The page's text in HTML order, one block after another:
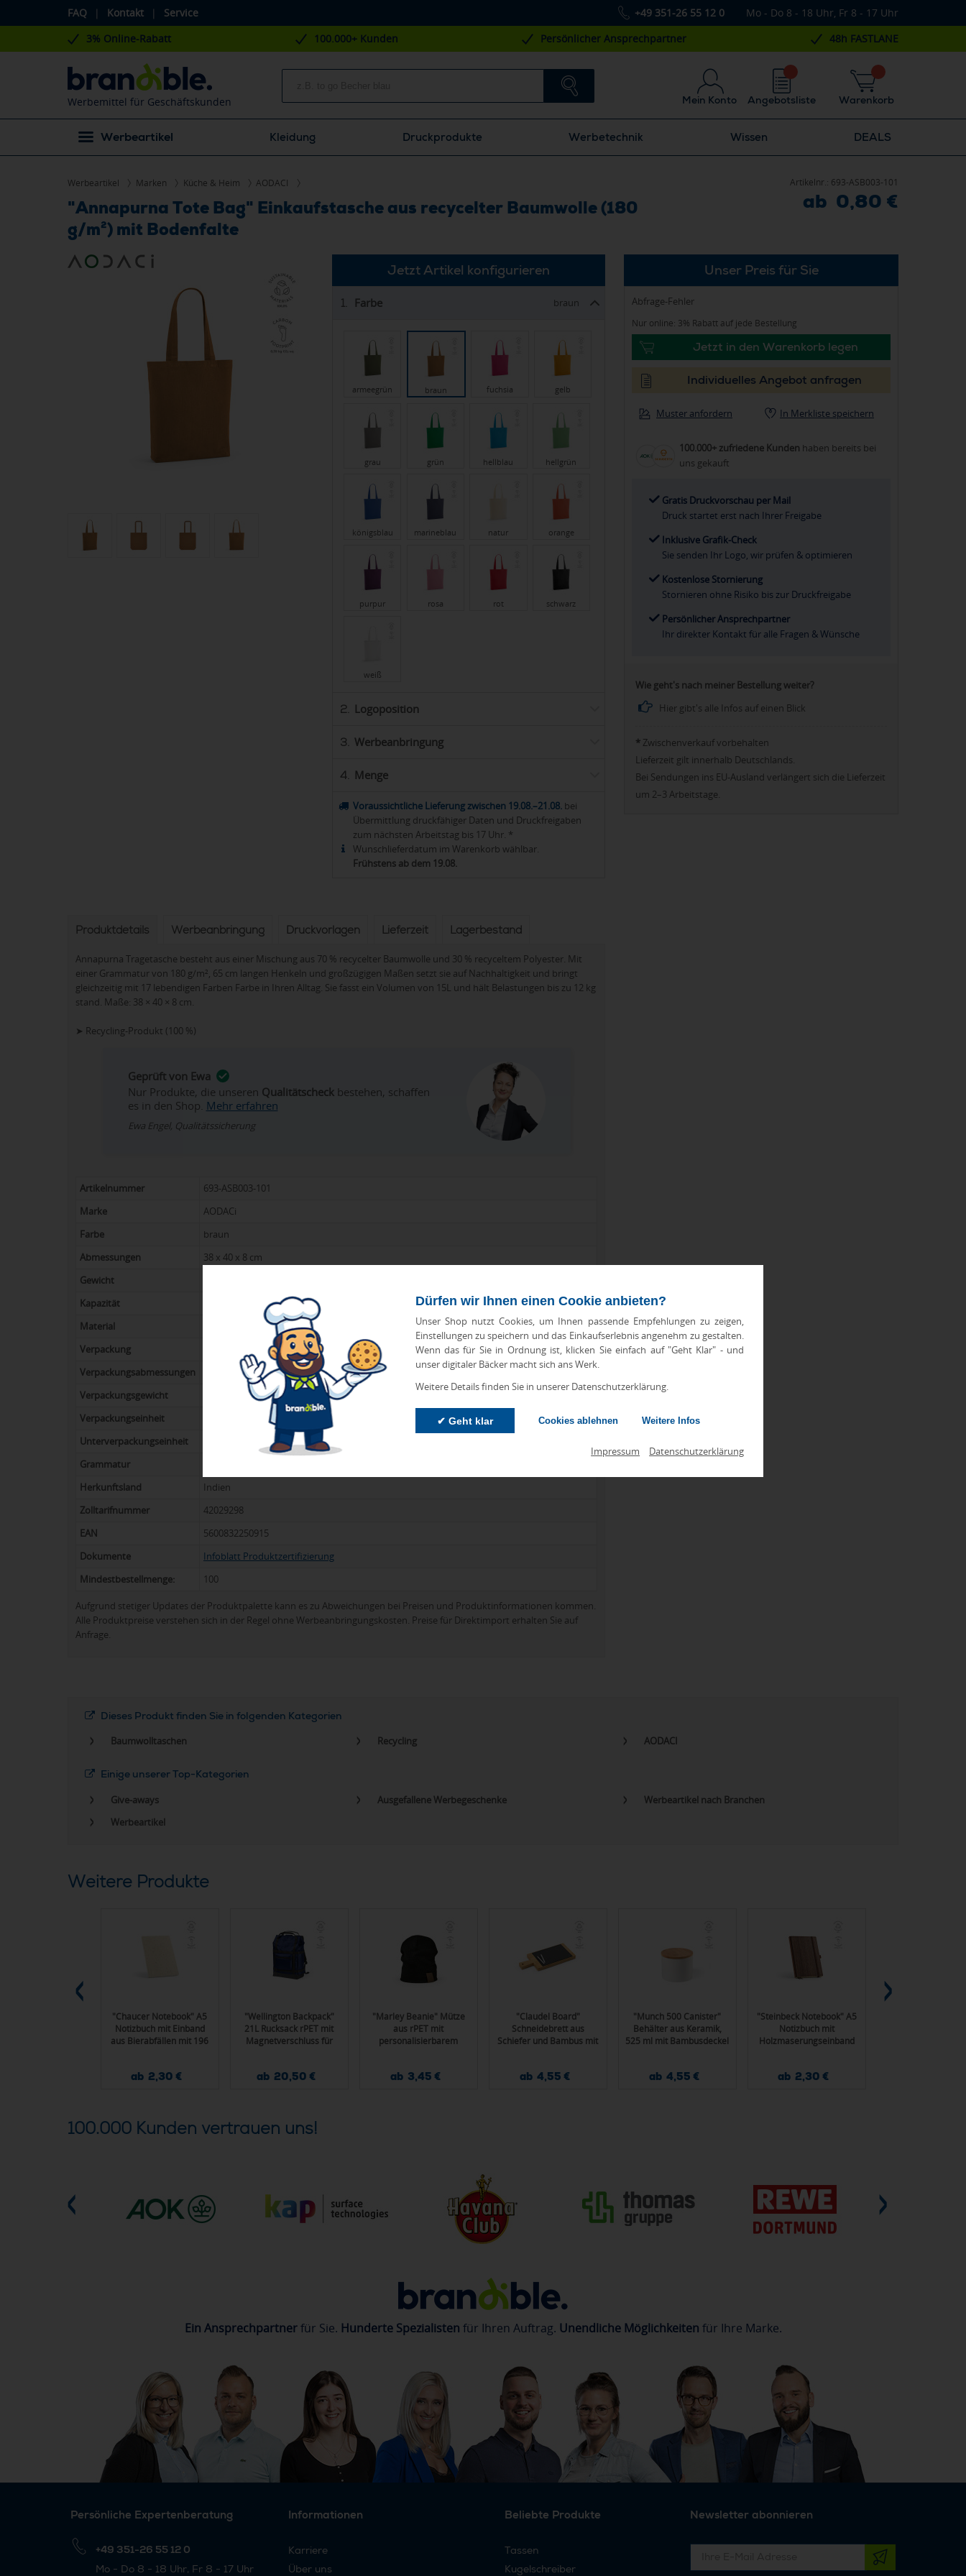
FAQ | Kontakt | Service +49 351-26 55 12 0 Mo - Do 8 - 18 Uhr, Fr 8 - 17 Uhr
Dürfen wir Ihnen einen Cookie anbieten?
Unser Shop nutzt Cookies, um Ihnen passende Empfehlungen zu zeigen,
Einstellungen zu speichern und das Einkaufserlebnis angenehm zu gestalten.
Wenn das für Sie in Ordnung ist, klicken Sie einfach auf "Geht Klar" - und
unser digitaler Bäcker macht sich ans Werk.
Weitere Details finden Sie in unserer Datenschutzerklärung.
✔ Geht klar Cookies ablehnen Weitere Infos
Impressum Datenschutzerklärung
3% Online-Rabatt 100.000+ Kunden Persönlicher Ansprechpartner 48h FASTLANE
Werbemittel für Geschäftskunden Mein Konto Warenkorb
Angebotsliste
Werbeartikel Kleidung Druckprodukte Werbetechnik Wissen DEALS
Werbeartikel Marken Küche & Heim AODACI
"Annapurna Tote Bag" Einkaufstasche aus recycelter Baumwolle (180
g/m²) mit Bodenfalte
Artikelnr.: 693-ASB003-101
ab 0,80 €
Jetzt Artikel konfigurieren
1. Farbe braun
armeegrün braun fuchsia gelb
grau grün hellblau hellgrün
königsblau marineblau natur orange
purpur rosa rot schwarz
weiß
2. Logoposition
3. Werbeanbringung
4. Menge
Voraussichtliche Lieferung zwischen 19.08.–21.08. bei
Übermittlung druckfähiger Daten und Druckfreigaben
zum nächsten Arbeitstag bis 17 Uhr. *
Wunschlieferdatum im Warenkorb wählbar.
Frühstens ab dem 19.08.
Produktdetails Werbeanbringung Druckvorlagen Lieferzeit Lagerbestand
Annapurna Tragetasche besteht aus einer Mischung aus 70 % recycelter Baumwolle und 30 % recyceltem Polyester. Mit
einer Grammatur von 180 g/m², 65 cm langen Henkeln und großzügigen Maßen setzt sie auf Nachhaltigkeit und bringt
gleichzeitig mit 17 lebendigen Farben Farbe in Ihren Alltag. Sie fasst ein Volumen von 15L und hält Belastungen bis zu 12 kg
stand. Maße: 38 × 40 × 8 cm.
➤ Recycling-Produkt (100 %)
Geprüft von Ewa
Nur Produkte, die unseren Qualitätscheck bestehen, schaffen
es in den Shop. Mehr erfahren
Ewa Engel, Qualitätssicherung
Artikelnummer
693-ASB003-101
Marke
AODACi
Farbe
braun
Abmessungen
38 x 40 x 8 cm
Gewicht
Kapazität
Material
Recycelte Baumwolle
Verpackung
Polybag PE Recycelt (50 Stück)
Verpackungsabmessungen
46 x 41 x 31 cm
Verpackungsgewicht
Verpackungseinheit
Unterverpackungseinheit
Grammatur
Herkunftsland
Indien
Zolltarifnummer
42029298
EAN
5600832250915
Dokumente
Infoblatt Produktzertifizierung
Mindestbestellmenge:
100
Aufgrund stetiger Updates der Produktpalette kann es zu Abweichungen bei Preisen und Produktinformationen kommen.
Alle Produktpreise verstehen sich in der Regel ohne Werbeanbringungskosten. Preise für Direktimport erhalten Sie auf
Anfrage.
Unser Preis für Sie
Abfrage-Fehler
Nur online: 3% Rabatt auf jede Bestellung
Jetzt in den Warenkorb legen
Individuelles Angebot anfragen
Muster anfordern In Merkliste speichern
100.000+ zufriedene Kunden haben bereits bei
uns gekauft
Gratis Druckvorschau per Mail
Druck startet erst nach Ihrer Freigabe
Inklusive Grafik-Check
Sie senden Ihr Logo, wir prüfen & optimieren
Kostenlose Stornierung
Stornieren ohne Risiko bis zur Druckfreigabe
Persönlicher Ansprechpartner
Ihr direkter Kontakt für alle Fragen & Wünsche
Wie geht's nach meiner Bestellung weiter?
Hier gibt's alle Infos auf einen Blick
* Zwischenverkauf vorbehalten
Lieferzeit gilt innerhalb Deutschlands.
Bei Sendungen ins EU-Ausland verlängert sich die Lieferzeit
um 2–3 Arbeitstage.
Dieses Produkt finden Sie in folgenden Kategorien
Baumwolltaschen
Recycling AODACI
Einige unserer Top-Kategorien
Give-aways
Ausgefallene Werbegeschenke
Werbeartikel nach Branchen
Werbeartikel
Weitere Produkte
"Chaucer Notebook" A5
Notizbuch mit Einband
aus Bierabfällen mit 196
ab 2,30 €
"Wellington Backpack"
21L Rucksack rPET mit
Magnetverschluss für
ab 20,50 €
"Marley Beanie" Mütze
aus rPET mit
personalisierbarem
ab 3,45 €
"Claudel Board"
Schneidebrett aus
Schiefer und Bambus mit
ab 4,55 €
"Munch 500 Canister"
Behälter aus Keramik,
525 ml mit Bambusdeckel
ab 4,55 €
"Steinbeck Notebook" A5
Notizbuch mit
Holzmaserungseinband
g/m²)
ab 2,30 €
100.000 Kunden vertrauen uns!
Ein Ansprechpartnerfür Sie. Hunderte Spezialisten für Ihren Auftrag. Unendliche Möglichkeiten für Ihre Marke.
Persönliche Expertenberatung
+49 351-26 55 12 0
Mo - Do 8 - 18 Uhr, Fr 8 - 17 Uhr
Informationen
Karriere
Über uns
Beliebte Produkte
Tassen
Kugelschreiber
Newsletter abonnieren